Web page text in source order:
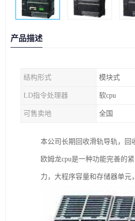
产品描述
结构形式 模块式
LD指令处理器 软cpu
可售卖地 全国
本公司长期回收滑轨导轨，回
欧姆龙cpu是一种功能完善的
力，大程序容量和存储器单元